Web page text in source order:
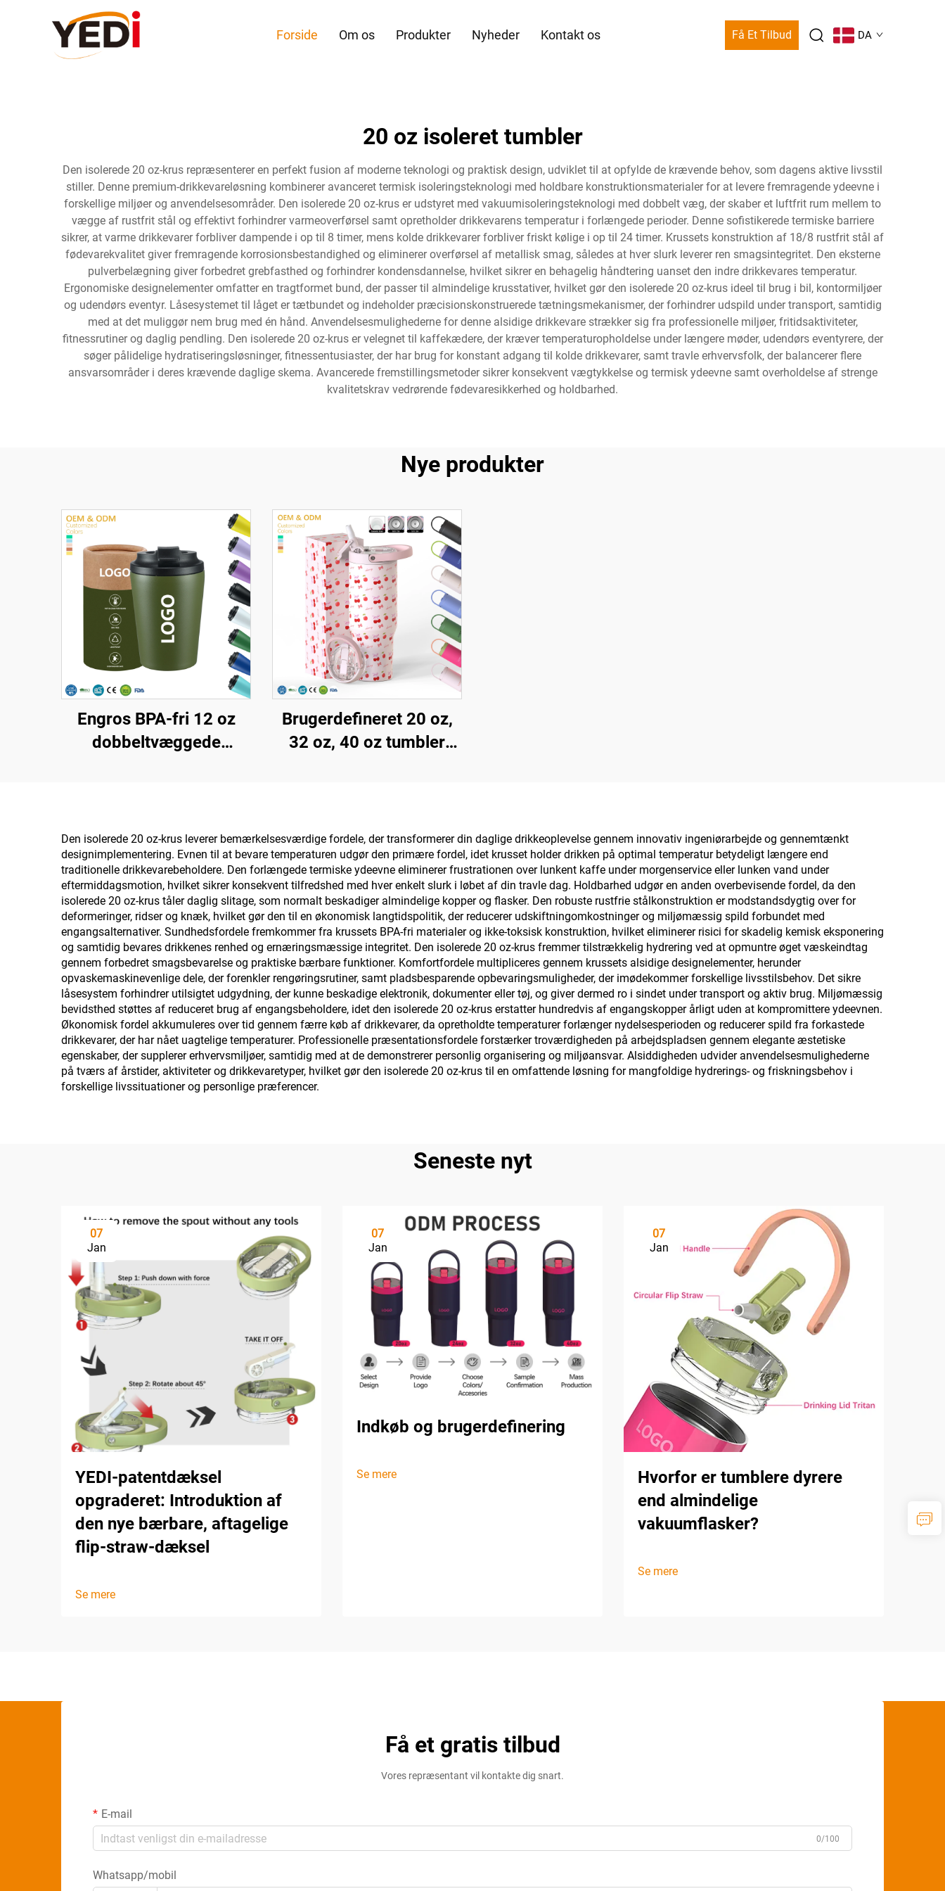
Forside Om os Produkter Nyheder Kontakt os Få Et Tilbud DA
20 oz isoleret tumbler
Den isolerede 20 oz-krus repræsenterer en perfekt fusion af moderne teknologi og praktisk design, udviklet til at opfylde de krævende behov, som dagens aktive livsstil
stiller. Denne premium-drikkevareløsning kombinerer avanceret termisk isoleringsteknologi med holdbare konstruktionsmaterialer for at levere fremragende ydeevne i
forskellige miljøer og anvendelsesområder. Den isolerede 20 oz-krus er udstyret med vakuumisoleringsteknologi med dobbelt væg, der skaber et luftfrit rum mellem to
vægge af rustfrit stål og effektivt forhindrer varmeoverførsel samt opretholder drikkevarens temperatur i forlængede perioder. Denne sofistikerede termiske barriere
sikrer, at varme drikkevarer forbliver dampende i op til 8 timer, mens kolde drikkevarer forbliver friskt kølige i op til 24 timer. Krussets konstruktion af 18/8 rustfrit stål af
fødevarekvalitet giver fremragende korrosionsbestandighed og eliminerer overførsel af metallisk smag, således at hver slurk leverer ren smagsintegritet. Den eksterne
pulverbelægning giver forbedret grebfasthed og forhindrer kondensdannelse, hvilket sikrer en behagelig håndtering uanset den indre drikkevares temperatur.
Ergonomiske designelementer omfatter en tragtformet bund, der passer til almindelige krusstativer, hvilket gør den isolerede 20 oz-krus ideel til brug i bil, kontormiljøer
og udendørs eventyr. Låsesystemet til låget er tætbundet og indeholder præcisionskonstruerede tætningsmekanismer, der forhindrer udspild under transport, samtidig
med at det muliggør nem brug med én hånd. Anvendelsesmulighederne for denne alsidige drikkevare strækker sig fra professionelle miljøer, fritidsaktiviteter,
fitnessrutiner og daglig pendling. Den isolerede 20 oz-krus er velegnet til kaffekædere, der kræver temperaturopholdelse under længere møder, udendørs eventyrere, der
søger pålidelige hydratiseringsløsninger, fitnessentusiaster, der har brug for konstant adgang til kolde drikkevarer, samt travle erhvervsfolk, der balancerer flere
ansvarsområder i deres krævende daglige skema. Avancerede fremstillingsmetoder sikrer konsekvent vægtykkelse og termisk ydeevne samt overholdelse af strenge
kvalitetskrav vedrørende fødevaresikkerhed og holdbarhed.
Nye produkter
Engros BPA-fri 12 oz
dobbeltvæggede
individuelt logo
Brugerdefineret 20 oz,
32 oz, 40 oz tumbler
med håndtag til både
varm og kold drik
Den isolerede 20 oz-krus leverer bemærkelsesværdige fordele, der transformerer din daglige drikkeoplevelse gennem innovativ ingeniørarbejde og gennemtænkt
designimplementering. Evnen til at bevare temperaturen udgør den primære fordel, idet krusset holder drikken på optimal temperatur betydeligt længere end
traditionelle drikkevarebeholdere. Den forlængede termiske ydeevne eliminerer frustrationen over lunkent kaffe under morgenservice eller lunken vand under
eftermiddagsmotion, hvilket sikrer konsekvent tilfredshed med hver enkelt slurk i løbet af din travle dag. Holdbarhed udgør en anden overbevisende fordel, da den
isolerede 20 oz-krus tåler daglig slitage, som normalt beskadiger almindelige kopper og flasker. Den robuste rustfrie stålkonstruktion er modstandsdygtig over for
deformeringer, ridser og knæk, hvilket gør den til en økonomisk langtidspolitik, der reducerer udskiftningomkostninger og miljømæssig spild forbundet med
engangsalternativer. Sundhedsfordele fremkommer fra krussets BPA-fri materialer og ikke-toksisk konstruktion, hvilket eliminerer risici for skadelig kemisk eksponering
og samtidig bevares drikkenes renhed og ernæringsmæssige integritet. Den isolerede 20 oz-krus fremmer tilstrækkelig hydrering ved at opmuntre øget væskeindtag
gennem forbedret smagsbevarelse og praktiske bærbare funktioner. Komfortfordele multipliceres gennem krussets alsidige designelementer, herunder
opvaskemaskinevenlige dele, der forenkler rengøringsrutiner, samt pladsbesparende opbevaringsmuligheder, der imødekommer forskellige livsstilsbehov. Det sikre
låsesystem forhindrer utilsigtet udgydning, der kunne beskadige elektronik, dokumenter eller tøj, og giver dermed ro i sindet under transport og aktiv brug. Miljømæssig
bevidsthed støttes af reduceret brug af engangsbeholdere, idet den isolerede 20 oz-krus erstatter hundredvis af engangskopper årligt uden at kompromittere ydeevnen.
Økonomisk fordel akkumuleres over tid gennem færre køb af drikkevarer, da opretholdte temperaturer forlænger nydelsesperioden og reducerer spild fra forkastede
drikkevarer, der har nået uagtelige temperaturer. Professionelle præsentationsfordele forstærker troværdigheden på arbejdspladsen gennem elegante æstetiske
egenskaber, der supplerer erhvervsmiljøer, samtidig med at de demonstrerer personlig organisering og miljøansvar. Alsiddigheden udvider anvendelsesmulighederne
på tværs af årstider, aktiviteter og drikkevaretyper, hvilket gør den isolerede 20 oz-krus til en omfattende løsning for mangfoldige hydrerings- og friskningsbehov i
forskellige livssituationer og personlige præferencer.
Seneste nyt
07
Jan
YEDI-patentdæksel
opgraderet: Introduktion af
den nye bærbare, aftagelige
flip-straw-dæksel
Se mere
07
Jan
Indkøb og brugerdefinering
Se mere
07
Jan
Hvorfor er tumblere dyrere
end almindelige
vakuumflasker?
Se mere
Få et gratis tilbud
Vores repræsentant vil kontakte dig snart.
E-mail
0/100
Whatsapp/mobil